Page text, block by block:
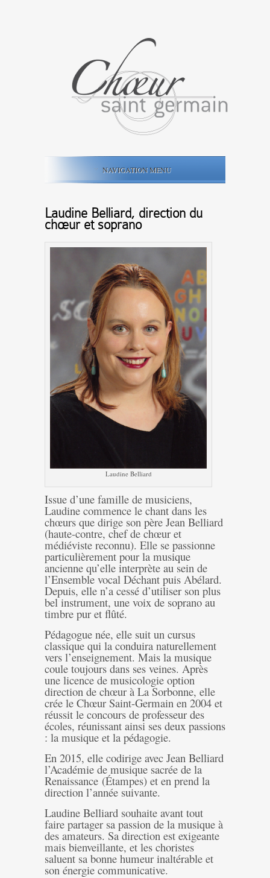
NAVIGATION MENU
Laudine Belliard, direction du
chœur et soprano
Laudine Belliard
Issue d’une famille de musiciens,
Laudine commence le chant dans les
chœurs que dirige son père Jean Belliard
(haute-contre, chef de chœur et
médiéviste reconnu). Elle se passionne
particulièrement pour la musique
ancienne qu’elle interprète au sein de
l’Ensemble vocal Déchant puis Abélard.
Depuis, elle n’a cessé d’utiliser son plus
bel instrument, une voix de soprano au
timbre pur et flûté.
Pédagogue née, elle suit un cursus
classique qui la conduira naturellement
vers l’enseignement. Mais la musique
coule toujours dans ses veines. Après
une licence de musicologie option
direction de chœur à La Sorbonne, elle
crée le Chœur Saint-Germain en 2004 et
réussit le concours de professeur des
écoles, réunissant ainsi ses deux passions
: la musique et la pédagogie.
En 2015, elle codirige avec Jean Belliard
l’Académie de musique sacrée de la
Renaissance (Étampes) et en prend la
direction l’année suivante.
Laudine Belliard souhaite avant tout
faire partager sa passion de la musique à
des amateurs. Sa direction est exigeante
mais bienveillante, et les choristes
saluent sa bonne humeur inaltérable et
son énergie communicative.